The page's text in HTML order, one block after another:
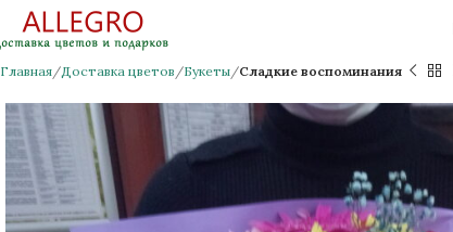
Главная Доставка цветов Букеты Сладкие воспоминания